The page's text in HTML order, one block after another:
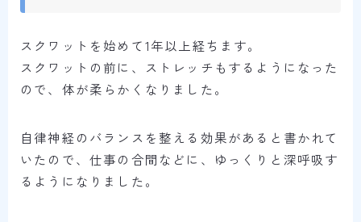
スクワットを始めて1年以上経ちます。
スクワットの前に、ストレッチもするようになった
ので、体が柔らかくなりました。
自律神経のバランスを整える効果があると書かれて
いたので、仕事の合間などに、ゆっくりと深呼吸す
るようになりました。